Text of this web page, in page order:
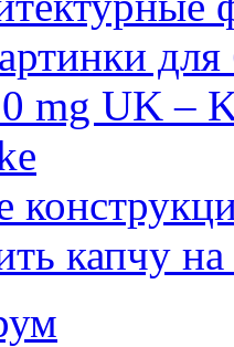
mg UK –
капчу